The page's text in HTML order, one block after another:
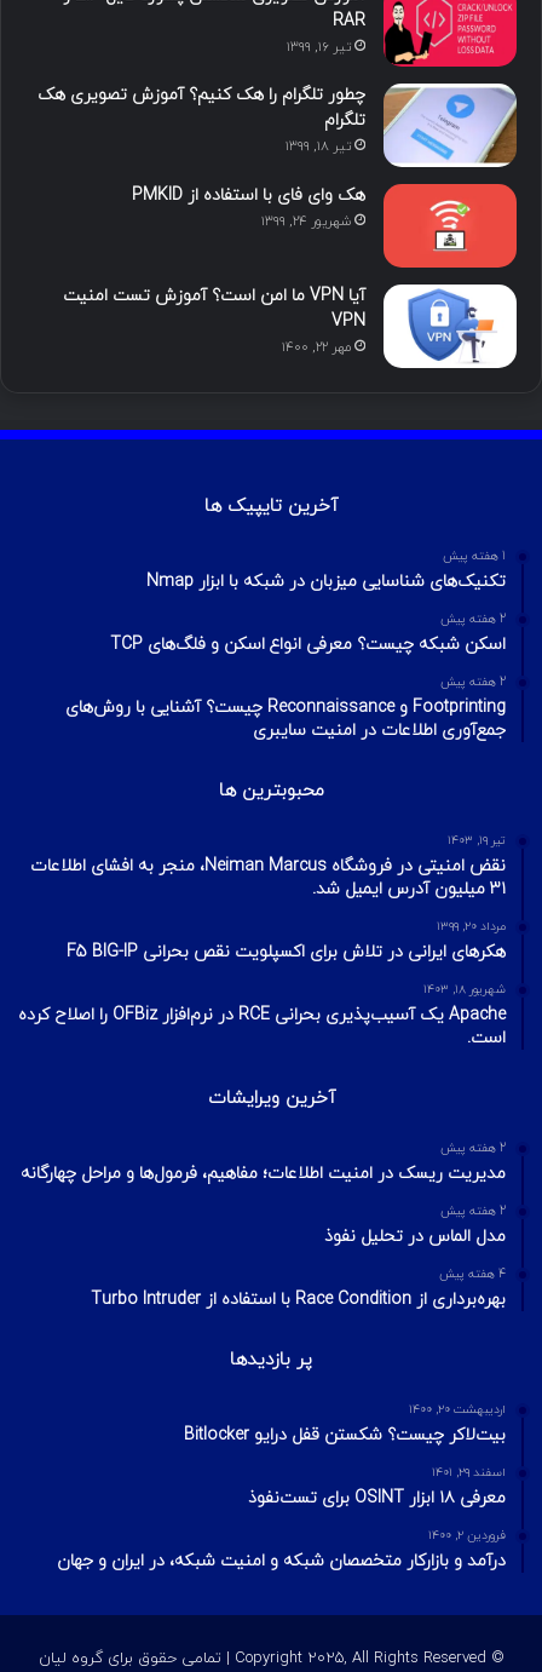
ی
ن
گ
ا
RAR
تیر ۱۶, ۱۳۹۹
چطور تلگرام را هک کنیم؟ آموزش تصویری هک
تلگرام
تیر ۱۸, ۱۳۹۹
هک وای فای با استفاده از PMKID
شهریور ۲۴, ۱۳۹۹
آیا VPN ما امن است؟ آموزش تست امنیت
VPN
مهر ۲۲, ۱۴۰۰
آخرین تایپیک ها
1 هفته پیش
تکنیک‌های شناسایی میزبان در شبکه با ابزار Nmap
2 هفته پیش
اسکن شبکه چیست؟ معرفی انواع اسکن و فلگ‌های TCP
2 هفته پیش
Footprinting و Reconnaissance چیست؟ آشنایی با روش‌های
جمع‌آوری اطلاعات در امنیت سایبری
محبوبترین ها
تیر ۱۹, ۱۴۰۳
نقض امنیتی در فروشگاه Neiman Marcus، منجر به افشای اطلاعات
۳۱ میلیون آدرس ایمیل شد.
مرداد ۲۰, ۱۳۹۹
هکرهای ایرانی در تلاش برای اکسپلویت نقص بحرانی F5 BIG-IP
شهریور ۱۸, ۱۴۰۳
Apache یک آسیب‌پذیری بحرانی RCE در نرم‌افزار OFBiz را اصلاح کرده
است.
آخرین ویرایشات
2 هفته پیش
مدیریت ریسک در امنیت اطلاعات؛ مفاهیم، فرمول‌ها و مراحل چهارگانه
2 هفته پیش
مدل الماس در تحلیل نفوذ
4 هفته پیش
بهره‌برداری از Race Condition با استفاده از Turbo Intruder
پر بازدیدها
اردیبهشت ۲۰, ۱۴۰۰
بیت‌لاکر چیست؟ شکستن قفل درایو Bitlocker
اسفند ۲۹, ۱۴۰۱
معرفی ۱۸ ابزار OSINT برای تست‌نفوذ
فروردین ۲, ۱۴۰۰
درآمد و بازارکار متخصصان شبکه و امنیت شبکه، در ایران و جهان
© Copyright 2025, All Rights Reserved | تمامی حقوق برای گروه لیان